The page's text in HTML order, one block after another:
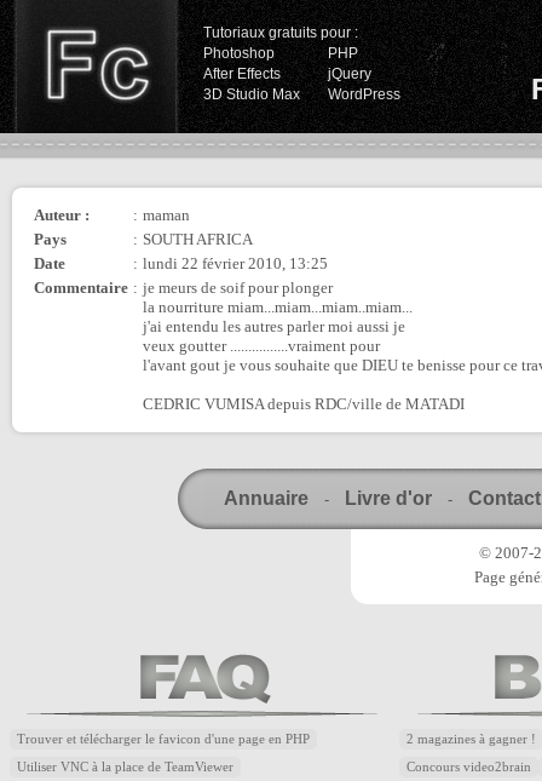
Tutoriaux gratuits pour :
Photoshop
PHP
After Effects
jQuery
3D Studio Max
WordPress
Auteur : : maman
Pays
: SOUTH AFRICA
Date
: lundi 22 février 2010, 13:25
Commentaire : je meurs de soif pour plonger
la nourriture miam...miam...miam..miam...
j'ai entendu les autres parler moi aussi je
veux goutter ................vraiment pour
l'avant gout je vous souhaite que DIEU te benisse pour ce
CEDRIC VUMISA depuis RDC/ville de MATADI
Annuaire - Livre d'or - Contact
© 2007-
Page
Trouver et télécharger le favicon d'une page en PHP
Utiliser VNC à la place de TeamViewer
2 magazines à gagner !
Concours video2brain